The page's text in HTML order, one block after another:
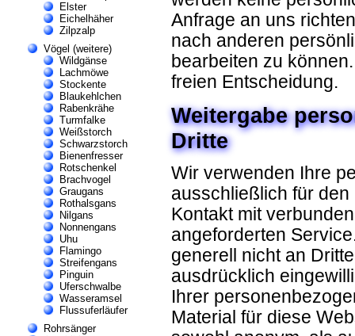
Elster
Eichelhäher
Zilpzalp
Vögel (weitere)
Wildgänse
Lachmöwe
Stockente
Blaukehlchen
Rabenkrähe
Turmfalke
Weißstorch
Schwarzstorch
Bienenfresser
Rotschenkel
Brachvogel
Graugans
Rothalsgans
Nilgans
Nonnengans
Uhu
Flamingo
Streifengans
Pinguin
Uferschwalbe
Wasseramsel
Flussuferläufer
Rohrsänger
Anfrage an uns
nach anderen
bearbeiten zu
freien Entscheidung.
Weitergabe
Dritte
Wir verwenden Ihre
ausschließlich für
Kontakt mit
angeforderten
generell nicht an
ausdrücklich
Ihrer
Material für diese